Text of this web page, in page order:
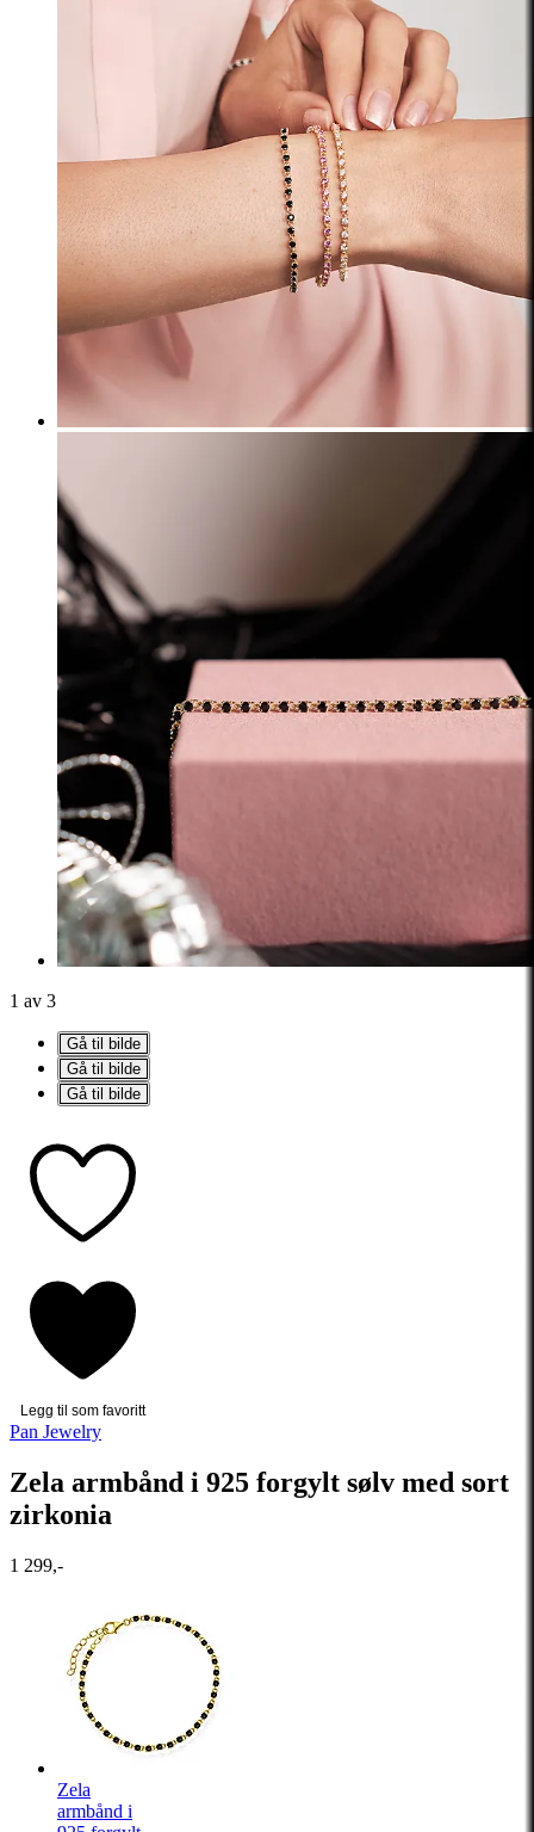
1 av 3
Gå til bilde
Gå til bilde
Gå til bilde
Legg til som favoritt
Pan Jewelry
Zela armbånd i 925 forgylt sølv med sort
zirkonia
1 299,-
Zela
armbånd i